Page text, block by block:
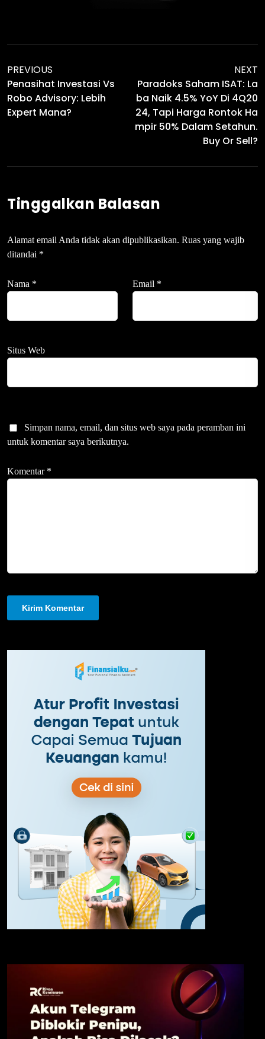
PREVIOUS
Penasihat Investasi Vs
Robo Advisory: Lebih
Expert Mana?
NEXT
Paradoks Saham ISAT: La
Ba Naik 4.5% YoY Di 4Q20
24, Tapi Harga Rontok Ha
Mpir 50% Dalam Setahun.
Buy Or Sell?
Tinggalkan Balasan
Alamat email Anda tidak akan dipublikasikan. Ruas yang wajib
ditandai *
Nama * Email *
Situs Web
Simpan nama, email, dan situs web saya pada peramban ini
untuk komentar saya berikutnya.
Komentar *